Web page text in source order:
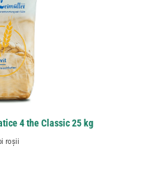
4 the Classic 25 kg
roșii